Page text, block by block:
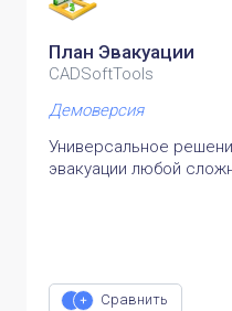
План Эвакуации
CADSoftTools
Демоверсия
Универсальное
эвакуации любой
Сравнить